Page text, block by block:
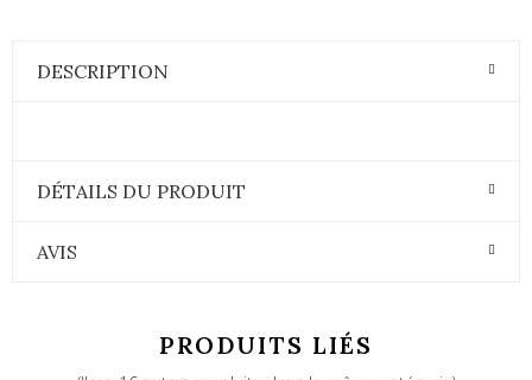
DESCRIPTION
DÉTAILS DU PRODUIT
AVIS
PRODUITS LIÉS